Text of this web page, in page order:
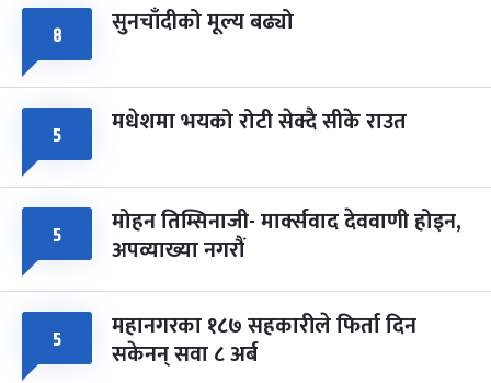
८ सुनचाँदीको मूल्य बढ्यो
५ मधेशमा भयको रोटी सेक्दै सीके राउत
५ मोहन तिम्सिनाजी- मार्क्सवाद देववाणी होइन,
अपव्याख्या नगरौं
५ महानगरका १८७ सहकारीले फिर्ता दिन
सकेनन् सवा ८ अर्ब